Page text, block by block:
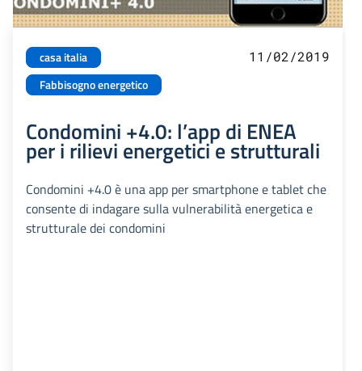
casa italia
Fabbisogno energetico
11/02/2019
Condomini +4.0: l’app di ENEA
per i rilievi energetici e strutturali
Condomini +4.0 è una app per smartphone e tablet che
consente di indagare sulla vulnerabilità energetica e
strutturale dei condomini